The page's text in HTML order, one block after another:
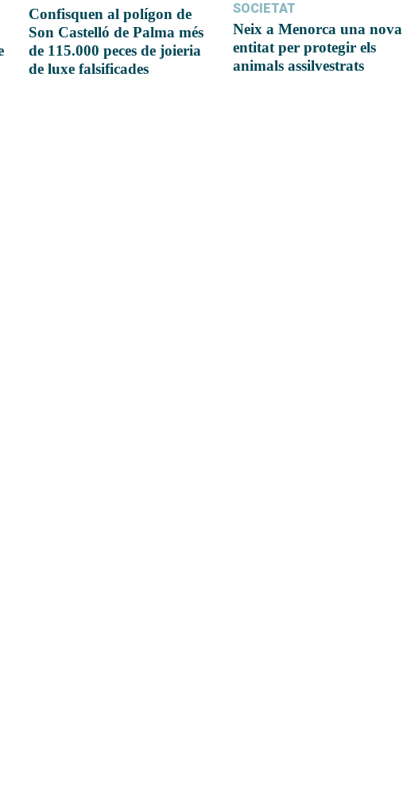
Confisquen al polígon de
Son Castelló de Palma més
de 115.000 peces de joieria
de luxe falsificades
SOCIETAT
Neix a Menorca una nova
entitat per protegir els
animals assilvestrats